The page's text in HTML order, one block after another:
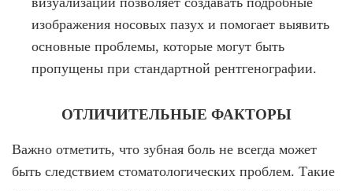
изображения носовых пазух и помогает выявить
основные проблемы, которые могут быть
пропущены при стандартной рентгенографии.
ОТЛИЧИТЕЛЬНЫЕ ФАКТОРЫ
Важно отметить, что зубная боль не всегда может
быть следствием стоматологических проблем. Такие